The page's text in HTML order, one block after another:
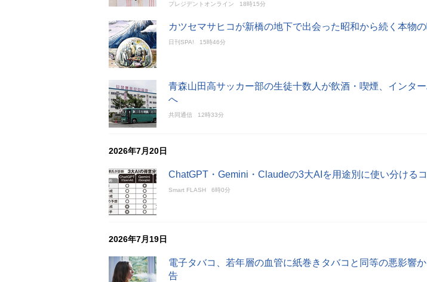
プレジデントオンライン 18時15分
カツセマサヒコが新橋の地下で出会った昭和から続く本物
日刊SPA! 15時46分
青森山田高サッカー部の生徒十数人が飲酒・喫煙、インタ
へ
共同通信 12時33分
2026年7月20日
ChatGPT・Gemini・Claudeの3大AIを用途別に使い分ける
Smart FLASH 6時0分
2026年7月19日
電子タバコ、若年層の血管に紙巻きタバコと同等の悪影響
告